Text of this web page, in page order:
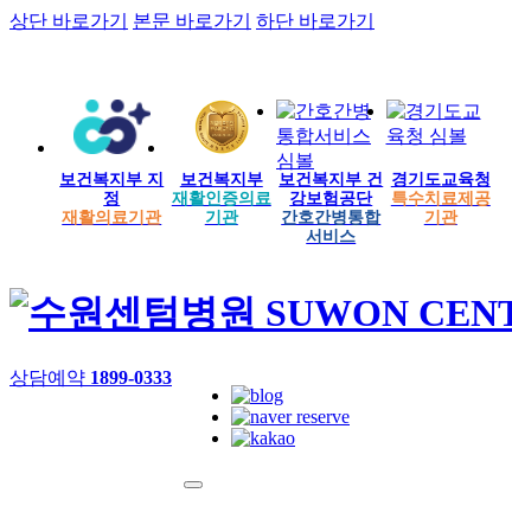
상단 바로가기 본문 바로가기 하단 바로가기
보건복지부 지
정
재활의료기관
보건복지부
재활인증의료
기관
보건복지부 건
강보험공단
간호간병통합
서비스
경기도교육청
특수치료제공
기관
상담예약 1899-0333